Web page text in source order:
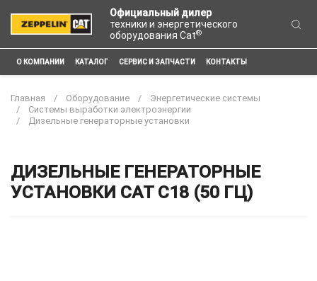
Официальный дилер
техники и энергетического
оборудования Cat®
О КОМПАНИИ КАТАЛОГ СЕРВИС И ЗАПЧАСТИ КОНТАКТЫ
Главная Оборудование
Энергетические системы
Системы выработки электроэнергии
Дизельные генераторные установки
ДИЗЕЛЬНЫЕ ГЕНЕРАТОРНЫЕ
УСТАНОВКИ CAT C18 (50 ГЦ)